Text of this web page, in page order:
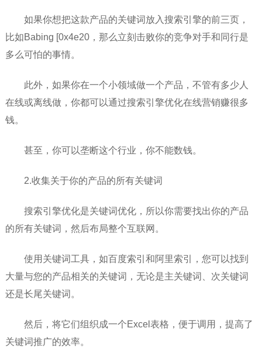
如果你想把这款产品的关键词放入搜索引擎的前三页，
比如Babing [0x4e20，那么立刻击败你的竞争对手和同行是
多么可怕的事情。
此外，如果你在一个小领域做一个产品，不管有多少人
在线或离线做，你都可以通过搜索引擎优化在线营销赚很多
钱。
甚至，你可以垄断这个行业，你不能数钱。
2.收集关于你的产品的所有关键词
搜索引擎优化是关键词优化，所以你需要找出你的产品
的所有关键词，然后布局整个互联网。
使用关键词工具，如百度索引和阿里索引，您可以找到
大量与您的产品相关的关键词，无论是主关键词、次关键词
还是长尾关键词。
然后，将它们组织成一个Excel表格，便于调用，提高了
关键词推广的效率。